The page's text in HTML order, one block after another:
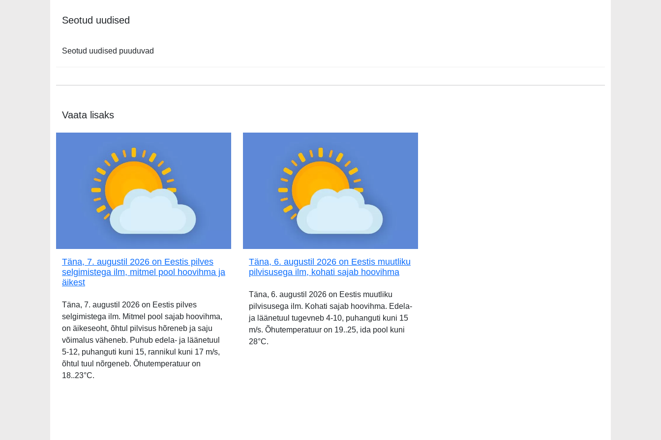
Seotud uudised
Seotud uudised puuduvad
Vaata lisaks
Täna, 7. augustil 2026 on Eestis pilves
selgimistega ilm, mitmel pool hoovihma ja
äikest
Täna, 7. augustil 2026 on Eestis pilves
selgimistega ilm. Mitmel pool sajab hoovihma,
on äikeseoht, õhtul pilvisus hõreneb ja saju
võimalus väheneb. Puhub edela- ja läänetuul
5-12, puhanguti kuni 15, rannikul kuni 17 m/s,
õhtul tuul nõrgeneb. Õhutemperatuur on
18..23°C.
Täna, 6. augustil 2026 on Eestis muutliku
pilvisusega ilm, kohati sajab hoovihma
Täna, 6. augustil 2026 on Eestis muutliku
pilvisusega ilm. Kohati sajab hoovihma. Edela-
ja läänetuul tugevneb 4-10, puhanguti kuni 15
m/s. Õhutemperatuur on 19..25, ida pool kuni
28°C.